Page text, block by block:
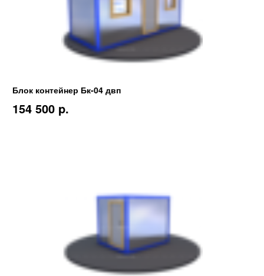
Блок контейнер Бк-04 двп
154 500 p.